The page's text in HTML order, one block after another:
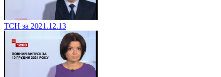
ТСН за 2021.12.13